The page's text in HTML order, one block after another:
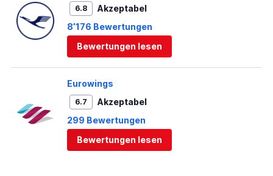
6.8
Akzeptabel
8’176 Bewertungen
Bewertungen lesen
Eurowings
6.7
Akzeptabel
299 Bewertungen
Bewertungen lesen